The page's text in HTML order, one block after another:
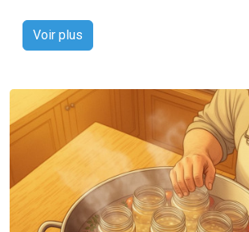
Voir plus